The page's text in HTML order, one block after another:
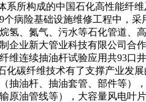
系所构成的中国石化高性能纤
病险基础设施维修工程中，
氢、氮气、污水等石化管道、
业新大管业科技有限公司合
维连续抽油杆试验应用共93口
纤维技术有了支撑产业发展
抽油杆、抽油套管、部件等）
原油管线等），大容量风电